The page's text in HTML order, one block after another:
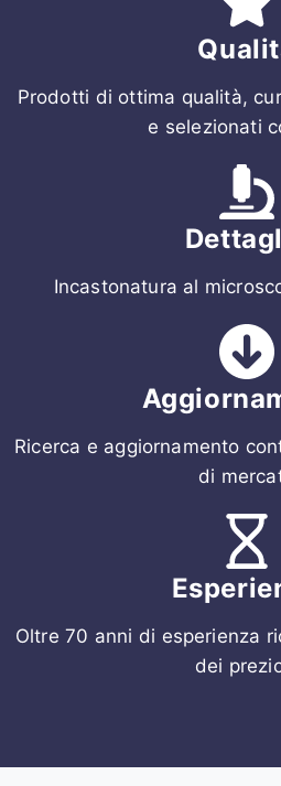
Prodotti di ottima qualità,
e selezionati
Incastonatura al
Ricerca e aggiornamento
di
Oltre 70 anni di esperienza
dei